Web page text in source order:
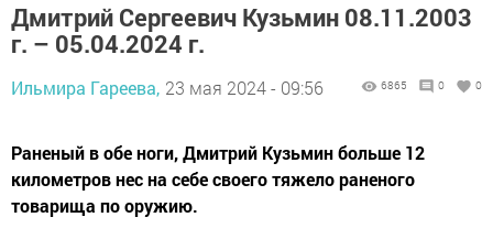
Дмитрий Сергеевич Кузьмин 08.11.2003
г. – 05.04.2024 г.
Ильмира Гареева, 23 мая 2024 - 09:56 6865 0 0
Раненый в обе ноги, Дмитрий Кузьмин больше 12
километров нес на себе своего тяжело раненого
товарища по оружию.